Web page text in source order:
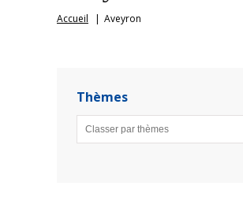
Accueil Aveyron
Thèmes